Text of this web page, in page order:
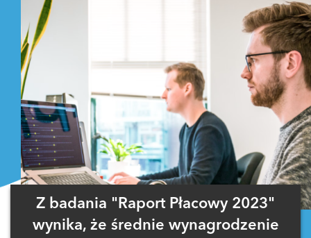
Z badania "Raport Płacowy 2023"
wynika, że średnie wynagrodzenie